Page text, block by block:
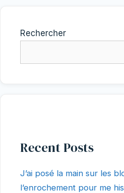
Rechercher
Recent Posts
J’ai posé la main sur les
l’enrochement pour me